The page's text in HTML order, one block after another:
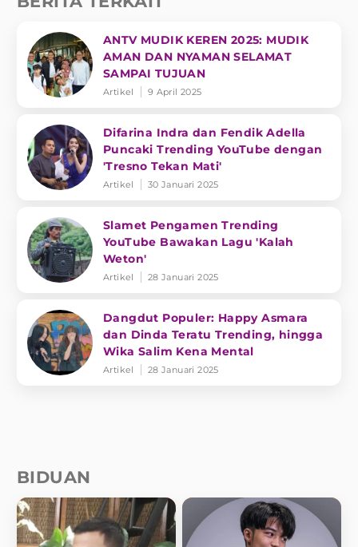
ANTV MUDIK KEREN 2025: MUDIK
AMAN DAN NYAMAN SELAMAT
SAMPAI TUJUAN
Artikel 9 April 2025
Difarina Indra dan Fendik Adella
Puncaki Trending YouTube dengan
'Tresno Tekan Mati'
Artikel 30 Januari 2025
Slamet Pengamen Trending
YouTube Bawakan Lagu 'Kalah
Weton'
Artikel 28 Januari 2025
Dangdut Populer: Happy Asmara
dan Dinda Teratu Trending, hingga
Wika Salim Kena Mental
Artikel 28 Januari 2025
BIDUAN